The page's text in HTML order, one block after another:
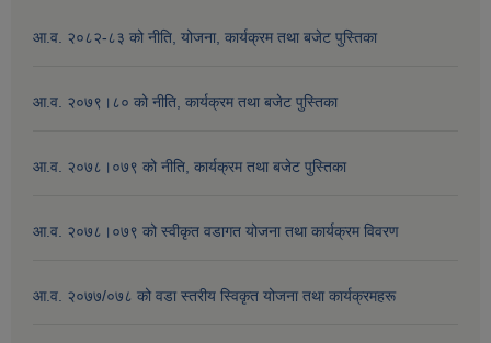
आ.व. २०८२-८३ को नीति, योजना, कार्यक्रम तथा बजेट पुस्तिका
आ.व. २०७९।८० को नीति, कार्यक्रम तथा बजेट पुस्तिका
आ.व. २०७८।०७९ को नीति, कार्यक्रम तथा बजेट पुस्तिका
आ.व. २०७८।०७९ को स्वीकृत वडागत योजना तथा कार्यक्रम विवरण
आ.व. २०७७/०७८ को वडा स्तरीय स्विकृत योजना तथा कार्यक्रमहरू